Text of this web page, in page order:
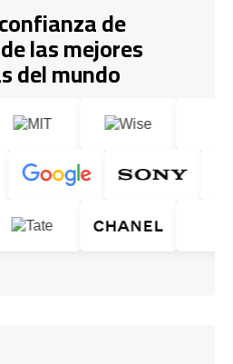
de
las mejores
del mundo